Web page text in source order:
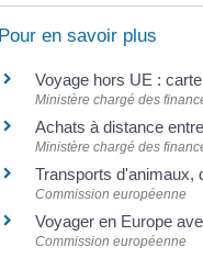
Pour en savoir plus
Voyage hors UE :
Ministère chargé des
Achats à distance
Ministère chargé des
Transports d'animaux,
Commission européenne
Voyager en Europe
Commission européenne